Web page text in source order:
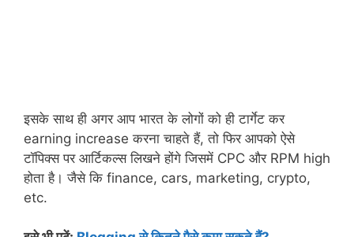
इसके साथ ही अगर आप भारत के लोगों को ही टार्गेट कर
earning increase करना चाहते हैं, तो फिर आपको ऐसे
टॉपिक्स पर आर्टिकल्स लिखने होंगे जिसमें CPC और RPM high
होता है। जैसे कि finance, cars, marketing, crypto,
etc.